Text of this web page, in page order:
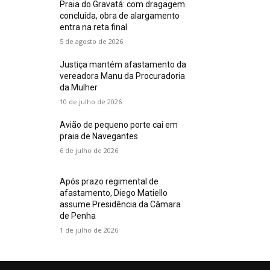
Praia do Gravatá: com dragagem
concluída, obra de alargamento
entra na reta final
5 de agosto de 2026
Justiça mantém afastamento da
vereadora Manu da Procuradoria
da Mulher
10 de julho de 2026
Avião de pequeno porte cai em
praia de Navegantes
6 de julho de 2026
Após prazo regimental de
afastamento, Diego Matiello
assume Presidência da Câmara
de Penha
1 de julho de 2026